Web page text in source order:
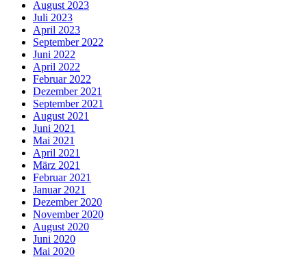
August 2023
Juli 2023
April 2023
September 2022
Juni 2022
April 2022
Februar 2022
Dezember 2021
September 2021
August 2021
Juni 2021
Mai 2021
April 2021
März 2021
Februar 2021
Januar 2021
Dezember 2020
November 2020
August 2020
Juni 2020
Mai 2020